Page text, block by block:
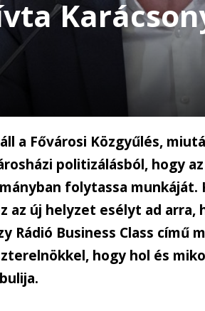
a Fővárosi Közgyűlés,
politizálásból, hogy
folytassa munkáját.
az új helyzet esélyt ad arra,
Rádió Business Class című
hogy hol és